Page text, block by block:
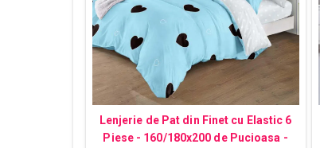
Lenjerie de Pat din Finet cu Elastic 6
Piese - 160/180x200 de Pucioasa -